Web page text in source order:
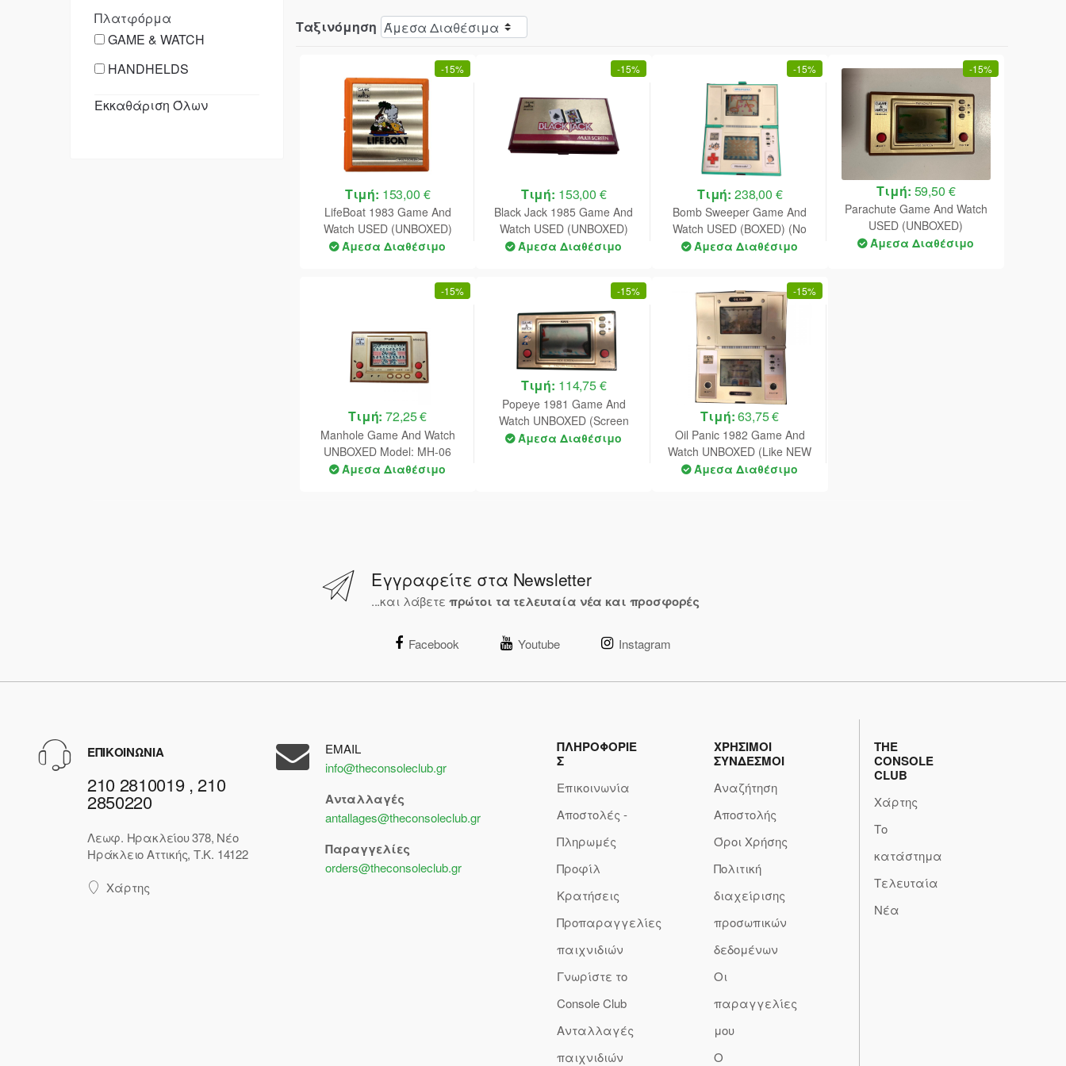
Πλατφόρμα
GAME & WATCH
HANDHELDS
Εκκαθάριση Όλων
Ταξινόμηση
-15%
Τιμή: 153,00 €
LifeBoat 1983 Game And
Watch USED (UNBOXED)
(Good Condition Inside
Άμεσα Διαθέσιμο
-15%
Τιμή: 153,00 €
Black Jack 1985 Game And
Watch USED (UNBOXED)
(Good Condition ) Model: BJ-
Άμεσα Διαθέσιμο
-15%
Τιμή: 238,00 €
Bomb Sweeper Game And
Watch USED (BOXED) (No
Manual)
Άμεσα Διαθέσιμο
-15%
Τιμή: 59,50 €
Parachute Game And Watch
USED (UNBOXED)
Άμεσα Διαθέσιμο
-15%
Τιμή:72,25 €
Manhole Game And Watch
UNBOXED Model: MH-06
Serial: 08617966 (Without
Άμεσα Διαθέσιμο
-15%
Τιμή: 114,75 €
Popeye 1981 Game And
Watch UNBOXED (Screen
Good Condition/Scratched
Άμεσα Διαθέσιμο
-15%
Τιμή:63,75 €
Oil Panic 1982 Game And
Watch UNBOXED (Like NEW
Inside/Scratched Outside/No
Άμεσα Διαθέσιμο
Εγγραφείτε στα Newsletter
...και λάβετε πρώτοι τα τελευταία νέα και προσφορές
Facebook Youtube Instagram
ΕΠΙΚΟΙΝΩΝΙΑ
210 2810019 , 210
2850220
Λεωφ. Ηρακλείου 378, Νέο
Ηράκλειο Αττικής, Τ.Κ. 14122
Χάρτης
EMAIL
info@theconsoleclub.gr
Ανταλλαγές
antallages@theconsoleclub.gr
Παραγγελίες
orders@theconsoleclub.gr
ΠΛΗΡΟΦΟΡΙΕ
Σ
Επικοινωνία
Αποστολές -
Πληρωμές
Προφίλ
Κρατήσεις
Προπαραγγελίες
παιχνιδιών
Γνωρίστε το
Console Club
Ανταλλαγές
παιχνιδιών
ΧΡΗΣΙΜΟΙ
ΣΥΝΔΕΣΜΟΙ
Αναζήτηση
Αποστολής
Όροι Χρήσης
Πολιτική
διαχείρισης
προσωπικών
δεδομένων
Οι
παραγγελίες
μου
Ο
THE
CONSOLE
CLUB
Χάρτης
Το
κατάστημα
Τελευταία
Νέα